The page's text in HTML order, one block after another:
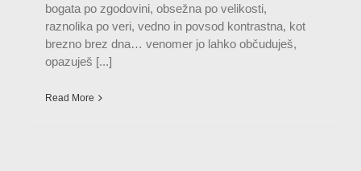
bogata po zgodovini, obsežna po velikosti,
raznolika po veri, vedno in povsod kontrastna, kot
brezno brez dna… venomer jo lahko občuduješ,
opazuješ [...]
Read More